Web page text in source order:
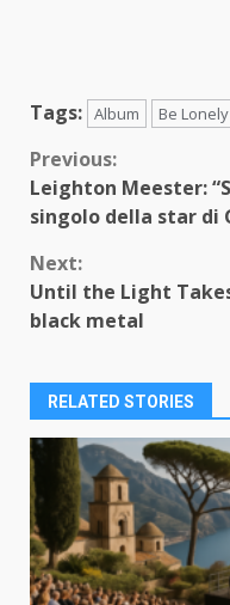
Tags: Album Be Lonely
Continue
Reading
Previous:
Leighton Meester:
singolo della star di
Next:
Until the Light
black metal
RELATED STORIES